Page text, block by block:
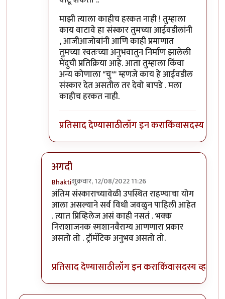
माझी त्याला काहीच हरकत नाही ! तुम्हाला
काय वाटावे हा संस्कार तुमच्या आईवडीलांनी
, आजीआजोबांनी आणि काही प्रमाणात
तुमच्या स्वतःच्या अनुभवातुन निर्माण झालेली
मेंदुची प्रतिक्रिया आहे. आता तुम्हाला किंवा
अन्य कोणाला "चु*" म्हणजे काय हे आईवडील
संस्कार देत असतील तर देवो बापडे . मला
काहीच हरकत नाही.
प्रतिसाद देण्यासाठीलॉग इन कराकिंवासदस्य व्हा
अगदी
Bhaktiशुक्रवार, 12/08/2022 11:26
In reply toविचित्र प्रतिसाद?byप्रसाद गोडबोले
अंतिम संस्काराच्यावेळी उपस्थित राहण्याचा योग
आला असल्याने सर्व विधी जवळुन पाहिली आहेत
. त्यात प्रिव्हिलेज असं काही नसतं . भक्क
निराशाजनक स्मशानवैराग्य आणणारा प्रकार
असतो तो . ट्रॉमॅटिक अनुभव असतो तो.
प्रतिसाद देण्यासाठीलॉग इन कराकिंवासदस्य व्हा